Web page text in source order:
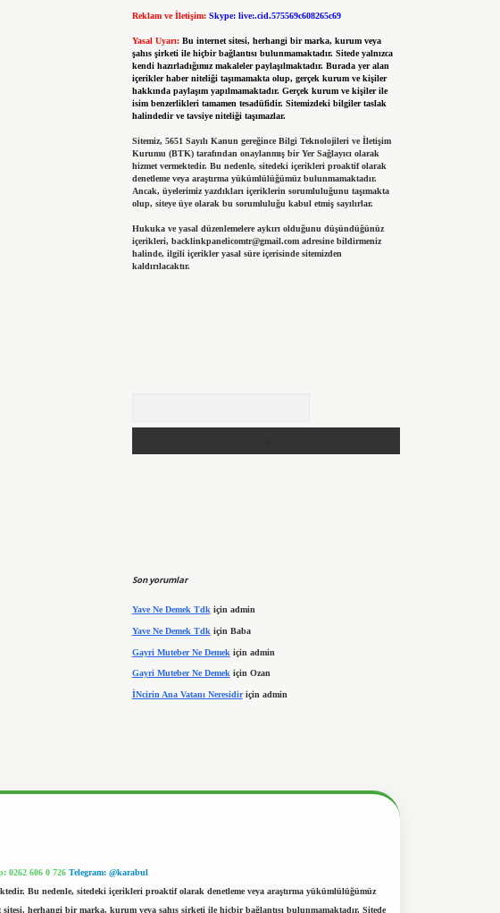
Reklam ve İletişim: Skype: live:.cid.575569c608265c69
Yasal Uyarı: Bu internet sitesi, herhangi bir marka, kurum veya
şahıs şirketi ile hiçbir bağlantısı bulunmamaktadır. Sitede yalnızca
kendi hazırladığımız makaleler paylaşılmaktadır. Burada yer alan
içerikler haber niteliği taşımamakta olup, gerçek kurum ve kişiler
hakkında paylaşım yapılmamaktadır. Gerçek kurum ve kişiler ile
isim benzerlikleri tamamen tesadüfidir. Sitemizdeki bilgiler taslak
halindedir ve tavsiye niteliği taşımazlar.
Sitemiz, 5651 Sayılı Kanun gereğince Bilgi Teknolojileri ve İletişim
Kurumu (BTK) tarafından onaylanmış bir Yer Sağlayıcı olarak
hizmet vermektedir. Bu nedenle, sitedeki içerikleri proaktif olarak
denetleme veya araştırma yükümlülüğümüz bulunmamaktadır.
Ancak, üyelerimiz yazdıkları içeriklerin sorumluluğunu taşımakta
olup, siteye üye olarak bu sorumluluğu kabul etmiş sayılırlar.
Hukuka ve yasal düzenlemelere aykırı olduğunu düşündüğünüz
içerikleri, backlinkpanelicomtr@gmail.comadresine bildirmeniz
halinde, ilgili içerikler yasal süre içerisinde sitemizden
kaldırılacaktır.
Son yorumlar
Yave Ne Demek Tdkiçin admin
Yave Ne Demek Tdk için Baba
Gayri Muteber Ne Demek için admin
Gayri Muteber Ne Demek için Ozan
İNcirin Ana Vatanı Neresidiriçin admin
0262 606 0 726 Telegram: @karabul
Bu nedenle, sitedeki içerikleri proaktif olarak denetleme veya araştırma yükümlülüğümüz
herhangi bir marka, kurum veya şahıs şirketi ile hiçbir bağlantısı bulunmamaktadır. Sitede